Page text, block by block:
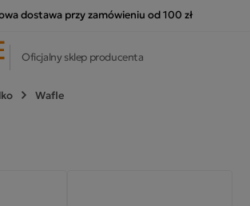
dostawa przy zamówieniu od 100 zł
Oficjalny sklep producenta
Wafle